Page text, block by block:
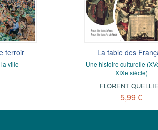
terroir
la ville
La table des
Une histoire culturelle
XIXe siècle)
FLORENT
5,99 €